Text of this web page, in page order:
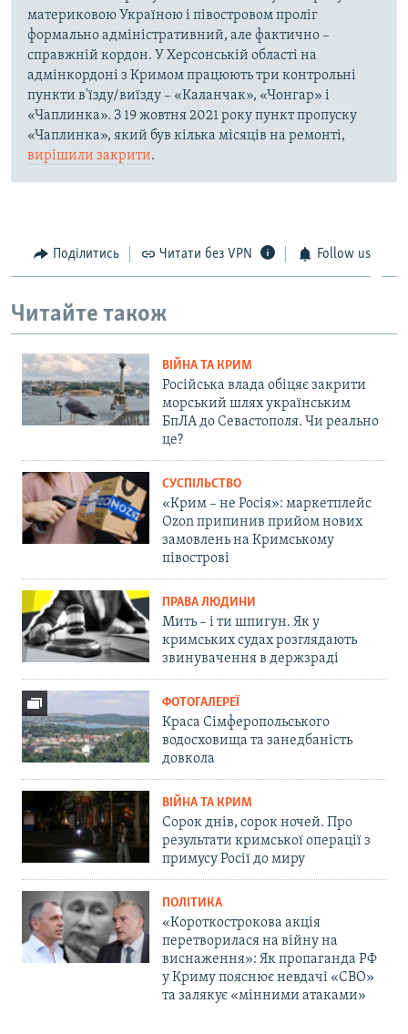
материковою Україною і півостровом проліг
формально адміністративний, але фактично –
справжній кордон. У Херсонській області на
адмінкордоні з Кримом працюють три контрольні
пункти в'їзду/виїзду – «Каланчак», «Чонгар» і
«Чаплинка». З 19 жовтня 2021 року пункт пропуску
«Чаплинка», який був кілька місяців на ремонті,
вирішили закрити.
Поділитись Читати без VPN Follow us
Читайте також
ВІЙНА ТА КРИМ
Російська влада обіцяє закрити
морський шлях українським
БпЛА до Севастополя. Чи реально
це?
СУСПІЛЬСТВО
«Крим – не Росія»: маркетплейс
Ozon припинив прийом нових
замовлень на Кримському
півострові
ПРАВА ЛЮДИНИ
Мить – і ти шпигун. Як у
кримських судах розглядають
звинувачення в держзраді
ФОТОГАЛЕРЕЇ
Краса Сімферопольського
водосховища та занедбаність
довкола
ВІЙНА ТА КРИМ
Сорок днів, сорок ночей. Про
результати кримської операції з
примусу Росії до миру
ПОЛІТИКА
«Короткострокова акція
перетворилася на війну на
виснаження»: Як пропаганда РФ
у Криму пояснює невдачі «СВО»
та залякує «мінними атаками»